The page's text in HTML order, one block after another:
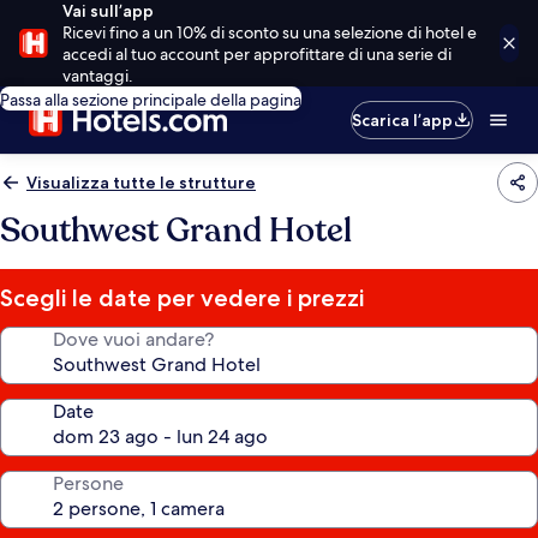
Vai sull’app
Ricevi fino a un 10% di sconto su una selezione di hotel e
accedi al tuo account per approfittare di una serie di
vantaggi.
Passa alla sezione principale della pagina
Scarica l’app
Visualizza tutte le strutture
Southwest Grand Hotel
Scegli le date per vedere i prezzi
Dove vuoi andare?
Date
Persone